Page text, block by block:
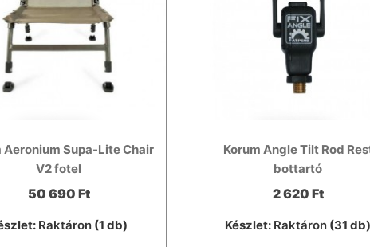
Aeronium Supa-Lite Chair
V2 fotel
50 690 Ft
Raktáron (1 db)
Korum Angle Tilt Rod
bottartó
2 620 Ft
Készlet: Raktáron (31 db)